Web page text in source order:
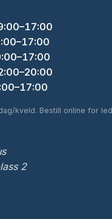
kveld. Bestill online for
2